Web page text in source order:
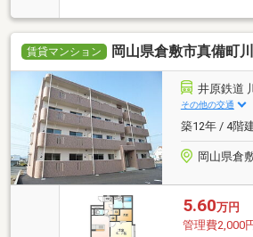
賃貸マンション 岡山県倉敷市真備町
井原鉄道
その他の交通
築12年 / 4階
岡山県倉
5.60万円
管理費2,000